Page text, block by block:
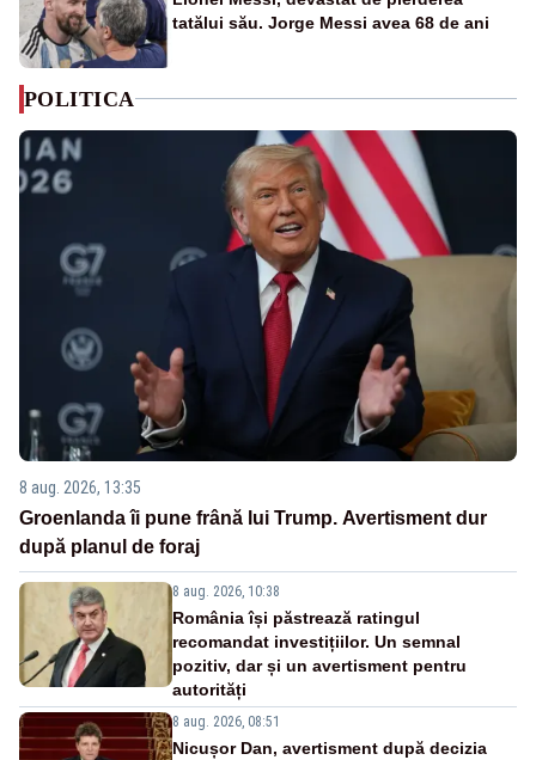
tatălui său. Jorge Messi avea 68 de ani
POLITICA
8 aug. 2026, 13:35
Groenlanda îi pune frână lui Trump. Avertisment dur
după planul de foraj
8 aug. 2026, 10:38
România își păstrează ratingul
recomandat investițiilor. Un semnal
pozitiv, dar și un avertisment pentru
autorități
8 aug. 2026, 08:51
Nicușor Dan, avertisment după decizia